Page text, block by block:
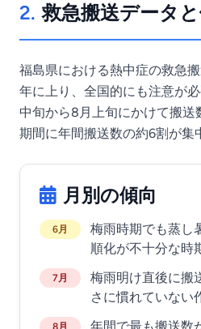
2. 救急搬送データ
福島県における熱中症の救急
年に上り、全国的にも注意が
中旬から8月上旬にかけて搬
期間に年間搬送数の約6割が集
月別の傾向
6月
梅雨時期でも蒸し
順化が不十分な時
7月
梅雨明け直後に搬
さに慣れていない
8月